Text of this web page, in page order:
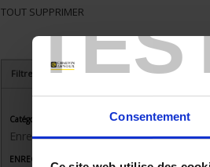
Consentement
TOUT SUPPRIMER
Filtrer les produits par critères
Catégorie
Enregistreurs sans papier
ENREGISTREUR - Nombre de voies de